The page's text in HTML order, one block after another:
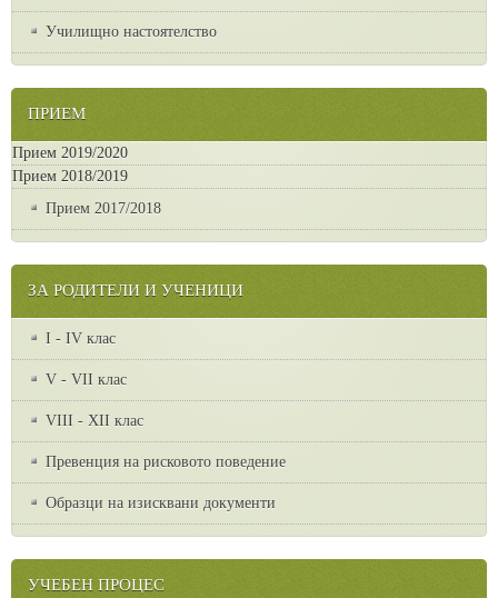
Училищно настоятелство
ПРИЕМ
Прием 2019/2020
Прием 2018/2019
Прием 2017/2018
ЗА РОДИТЕЛИ И УЧЕНИЦИ
I - IV клас
V - VII клас
VІІІ - ХІІ клас
Превенция на рисковото поведение
Образци на изисквани документи
УЧЕБЕН ПРОЦЕС